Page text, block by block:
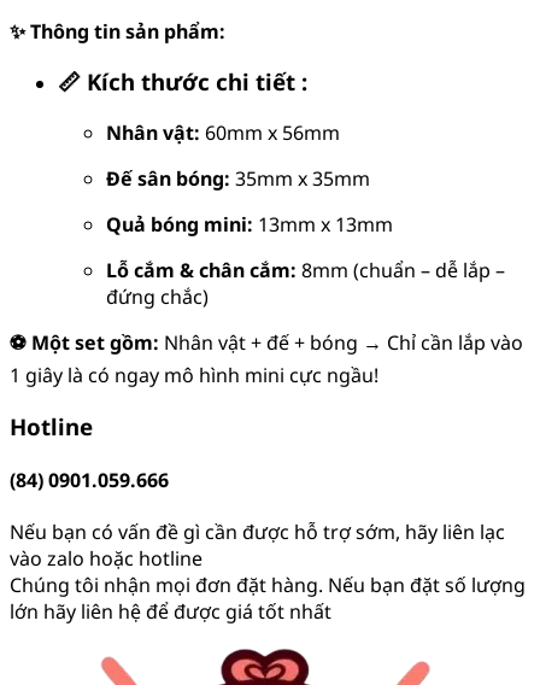
✨ Thông tin sản phẩm:
📏 Kích thước chi tiết :
Nhân vật: 60mm x 56mm
Đế sân bóng: 35mm x 35mm
Quả bóng mini: 13mm x 13mm
Lỗ cắm & chân cắm: 8mm (chuẩn – dễ lắp –
đứng chắc)
⚽ Một set gồm: Nhân vật + đế + bóng → Chỉ cần lắp vào
1 giây là có ngay mô hình mini cực ngầu!
Hotline
(84) 0901.059.666
Nếu bạn có vấn đề gì cần được hỗ trợ sớm, hãy liên lạc
vào zalo hoặc hotline
Chúng tôi nhận mọi đơn đặt hàng. Nếu bạn đặt số lượng
lớn hãy liên hệ để được giá tốt nhất